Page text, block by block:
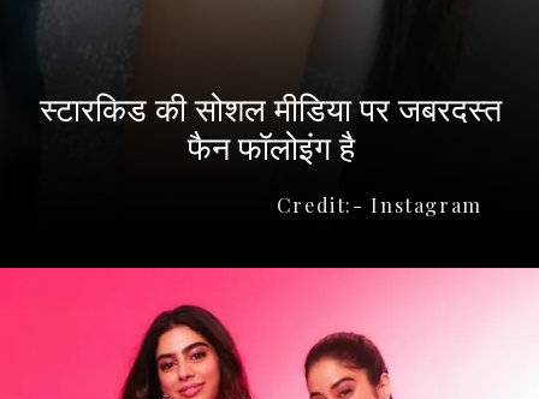
Credit:- Instagram
स्टारकिड की सोशल मीडिया पर जबरदस्त
फैन फॉलोइंग है